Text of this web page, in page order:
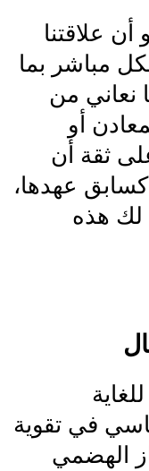
أن علاقتنا
مباشر بما
نعاني من
أو
ثقة أن
عهدها،
لك هذه
في تقوية
الهضمي